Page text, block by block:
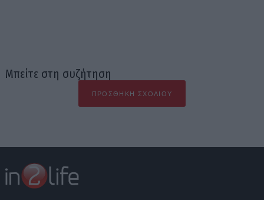
Μπείτε στη συζήτηση
ΠΡΟΣΘΉΚΗ ΣΧΟΛΊΟΥ